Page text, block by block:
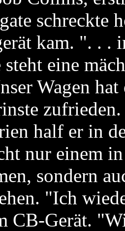
schreckte
kam. ". . .
steht eine
Wagen
half er in
nur einem
sondern
"Ich
CB-Gerät.